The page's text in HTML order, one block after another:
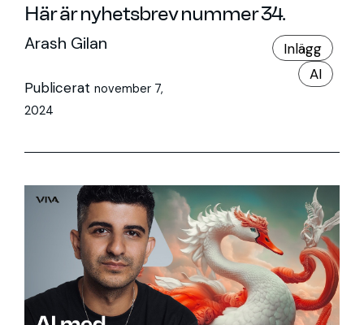
Här är nyhetsbrev nummer 34.
Arash Gilan
Publicerat november 7,
2024
Inlägg
AI